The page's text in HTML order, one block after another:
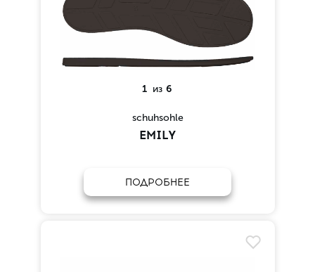
1 из 6
schuhsohle
EMILY
ПОДРОБНЕЕ